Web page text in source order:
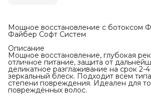
Мощное восстановление с ботоксом
Файбер Софт Систем
Описание
Мощное восстановление, глубокая
отличное питание, защита от
деликатное разглаживание на срок 2-
зеркальный блеск. Подходит всем
степени повреждения. Идеален для
повреждённых волос.